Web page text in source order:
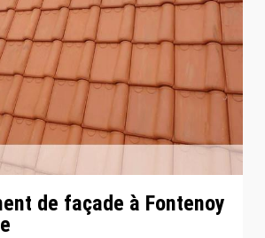
de façade à Fontenoy